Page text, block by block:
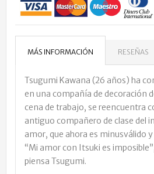
MÁS INFORMACIÓN RESEÑAS
Tsugumi Kawana (26 años) ha
en una compañía de decoración
cena de trabajo, se reencuentra
antiguo compañero de clase del
amor, que ahora es minusválido y
“Mi amor con Itsuki es
piensa Tsugumi.